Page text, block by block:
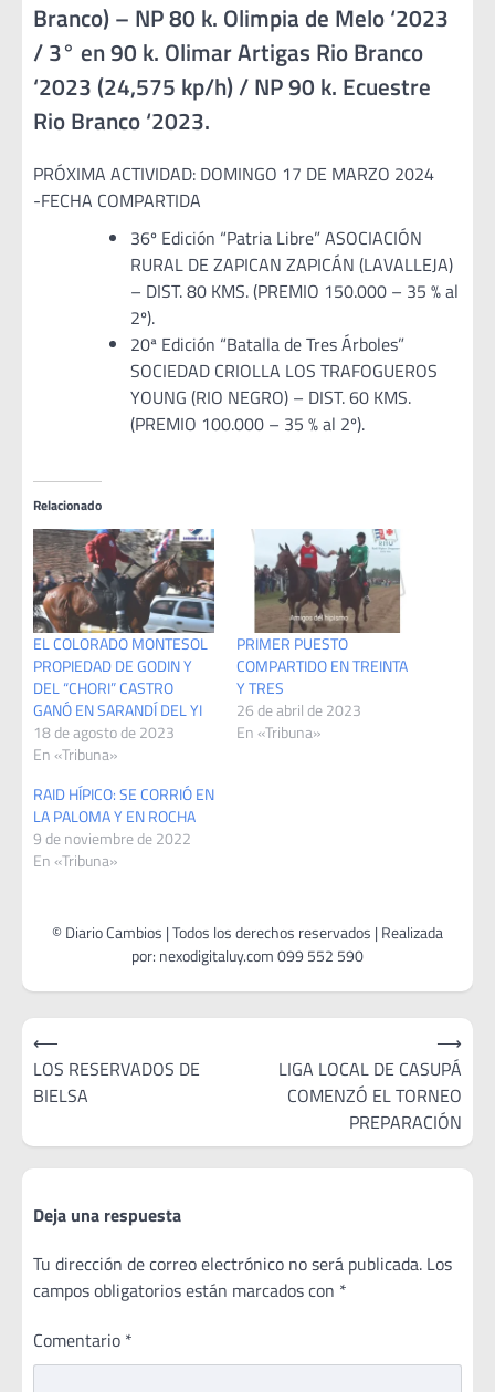
Branco) – NP 80 k. Olimpia de Melo ‘2023
/ 3° en 90 k. Olimar Artigas Rio Branco
‘2023 (24,575 kp/h) / NP 90 k. Ecuestre
Rio Branco ‘2023.
PRÓXIMA ACTIVIDAD: DOMINGO 17 DE MARZO 2024
-FECHA COMPARTIDA
36º Edición “Patria Libre” ASOCIACIÓN
RURAL DE ZAPICAN ZAPICÁN (LAVALLEJA)
– DIST. 80 KMS. (PREMIO 150.000 – 35 % al
2º).
20ª Edición “Batalla de Tres Árboles”
SOCIEDAD CRIOLLA LOS TRAFOGUEROS
YOUNG (RIO NEGRO) – DIST. 60 KMS.
(PREMIO 100.000 – 35 % al 2º).
Relacionado
EL COLORADO MONTESOL
PROPIEDAD DE GODIN Y
DEL “CHORI” CASTRO
GANÓ EN SARANDÍ DEL YI
18 de agosto de 2023
En «Tribuna»
PRIMER PUESTO
COMPARTIDO EN TREINTA
Y TRES
26 de abril de 2023
En «Tribuna»
RAID HÍPICO: SE CORRIÓ EN
LA PALOMA Y EN ROCHA
9 de noviembre de 2022
En «Tribuna»
Navegación
de
entradas
⟵
LOS RESERVADOS DE
BIELSA
LIGA LOCAL DE CASUPÁ
COMENZÓ EL TORNEO
PREPARACIÓN
⟶
Deja una respuesta
Tu dirección de correo electrónico no será publicada. Los
campos obligatorios están marcados con *
Comentario *